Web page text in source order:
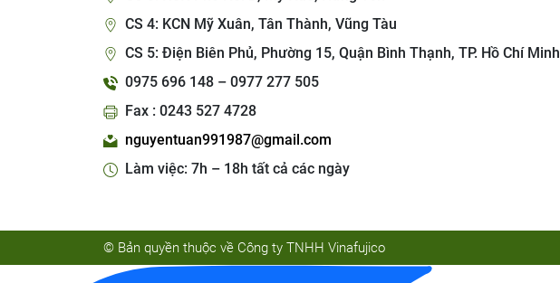
CS 4: KCN Mỹ Xuân, Tân Thành, Vũng Tàu
CS 5: Điện Biên Phủ, Phường 15, Quận Bình Thạnh, TP. Hồ Chí Minh
0975 696 148 – 0977 277 505
Fax : 0243 527 4728
nguyentuan991987@gmail.com
Làm việc: 7h – 18h tất cả các ngày
© Bản quyền thuộc về Công ty TNHH Vinafujico